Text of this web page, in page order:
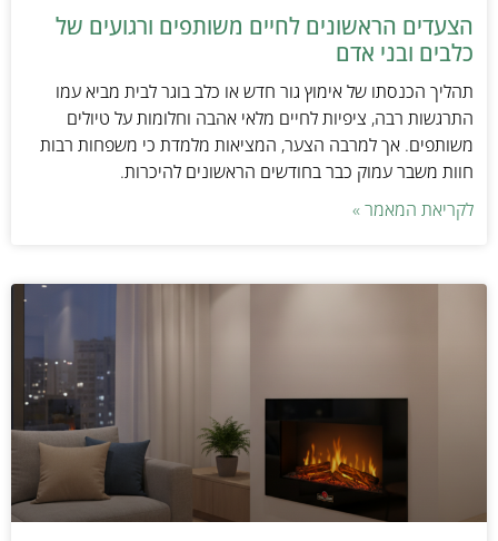
הצעדים הראשונים לחיים משותפים ורגועים של
כלבים ובני אדם
תהליך הכנסתו של אימוץ גור חדש או כלב בוגר לבית מביא עמו
התרגשות רבה, ציפיות לחיים מלאי אהבה וחלומות על טיולים
משותפים. אך למרבה הצער, המציאות מלמדת כי משפחות רבות
חוות משבר עמוק כבר בחודשים הראשונים להיכרות.
לקריאת המאמר »